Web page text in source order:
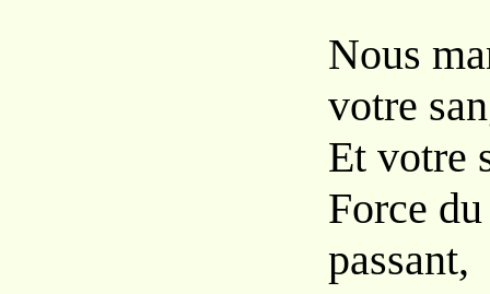
Nous
votre
Et votre
Force
passant,